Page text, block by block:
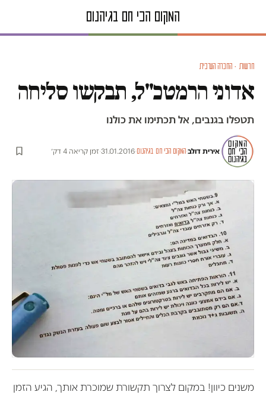
חדשות · החברה הערבית
אדוני הרמטכ"ל, תבקשו סליחה
תטפלו בגנבים, אל תכתימו את כולנו
אירית דולב·המקום הכי חם בגיהנום·
31.01.2016
·זמן קריאה 4 דק׳
משנים כיוון! במקום לצרוך תקשורת שמוכרת אותך, הגיע הזמן